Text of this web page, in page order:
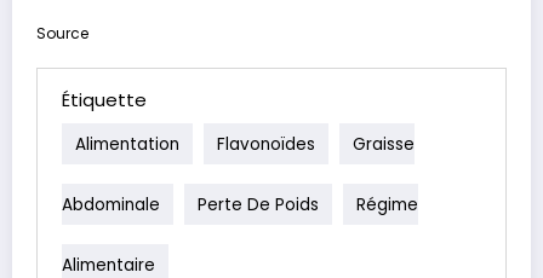
Source
Étiquette
Alimentation Flavonoïdes Graisse
Abdominale Perte De Poids Régime
Alimentaire